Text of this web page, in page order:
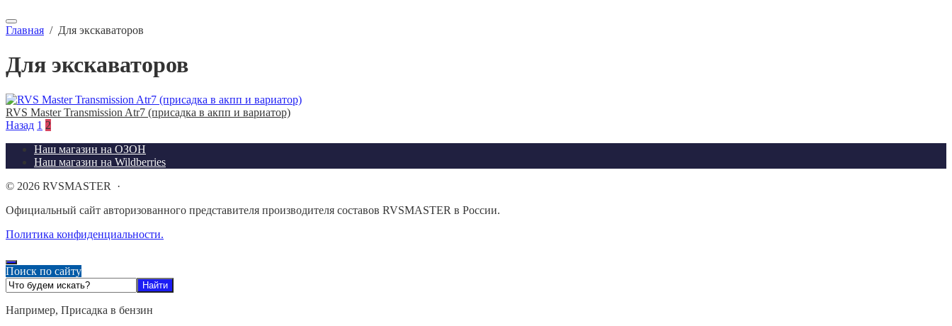
Главная / Для экскаваторов
Для экскаваторов
RVS Master Transmission Atr7 (присадка в акпп и вариатор)
Назад 1 2
Наш магазин на ОЗОН
Наш магазин на Wildberries
© 2026 RVSMASTER
·
Официальный сайт авторизованного представителя производителя составов RVSMASTER в России.
Политика конфиденциальности.
Поиск по сайту
Например, Присадка в бензин